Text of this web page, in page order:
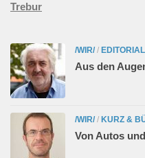
Trebur
/WIR/ / EDITORIAL
Aus den
/WIR/ / KURZ &
Von Autos